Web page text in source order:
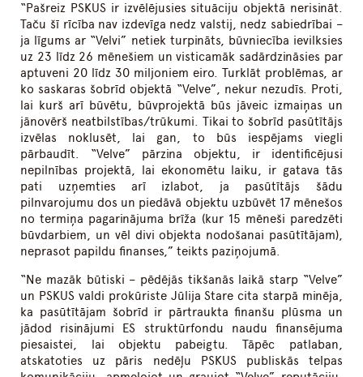
“Pašreiz PSKUS ir izvēlējusies situāciju objektā nerisināt.
Taču šī rīcība nav izdevīga nedz valstij, nedz sabiedrībai –
ja līgums ar “Velvi” netiek turpināts, būvniecība ievilksies
uz 23 līdz 26 mēnešiem un visticamāk sadārdzināsies par
aptuveni 20 līdz 30 miljoniem eiro. Turklāt problēmas, ar
ko saskaras šobrīd objektā “Velve”, nekur nezudīs. Proti,
lai kurš arī būvētu, būvprojektā būs jāveic izmaiņas un
jānovērš neatbilstības/trūkumi. Tikai to šobrīd pasūtītājs
izvēlas noklusēt, lai gan, to būs iespējams viegli
pārbaudīt. “Velve” pārzina objektu, ir identificējusi
nepilnības projektā, lai ekonomētu laiku, ir gatava tās
pati uzņemties arī izlabot, ja pasūtītājs šādu
pilnvarojumu dos un piedāvā objektu uzbūvēt 17 mēnešos
no termiņa pagarinājuma brīža (kur 15 mēneši paredzēti
būvdarbiem, un vēl divi objekta nodošanai pasūtītājam),
neprasot papildu finanses,” teikts paziņojumā.
“Ne mazāk būtiski – pēdējās tikšanās laikā starp “Velve”
un PSKUS valdi prokūriste Jūlija Stare cita starpā minēja,
ka pasūtītājam šobrīd ir pārtraukta finanšu plūsma un
jādod risinājumi ES struktūrfondu naudu finansējuma
piesaistei, lai objektu pabeigtu. Tāpēc patlaban,
atskatoties uz pāris nedēļu PSKUS publiskās telpas